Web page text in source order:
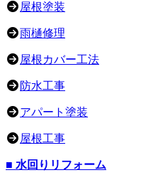
屋根塗装
雨樋修理
屋根カバー工法
防水工事
アパート塗装
屋根工事
■ 水回りリフォーム